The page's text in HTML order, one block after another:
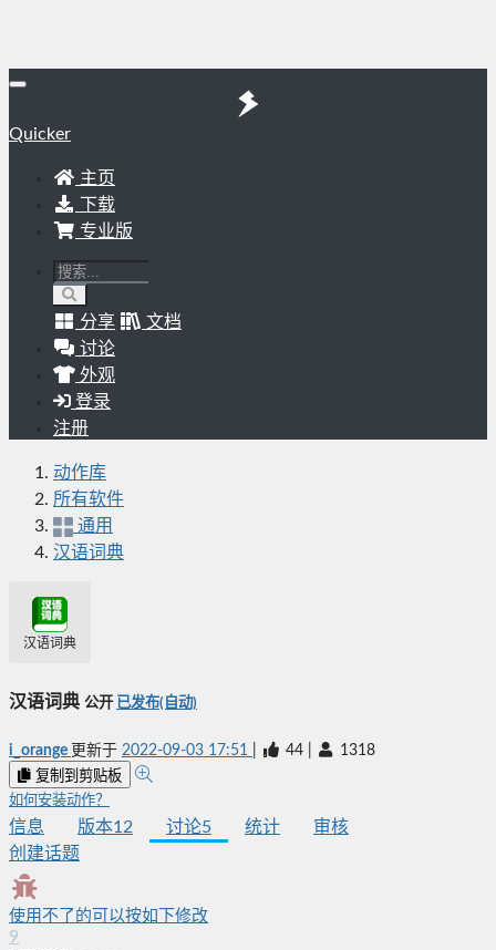
Quicker
主页
下载
专业版
分享
文档
讨论
外观
登录
注册
动作库
所有软件
通用
汉语词典
汉语词典
汉语词典 公开 已发布(自动)
i_orange 更新于 2022-09-03 17:51 44 1318
复制到剪贴板
如何安装动作？
信息 版本12 讨论5 统计
审核
创建话题
使用不了的可以按如下修改
9